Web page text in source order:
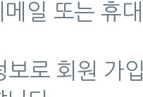
일 또는 휴
로 회원 가